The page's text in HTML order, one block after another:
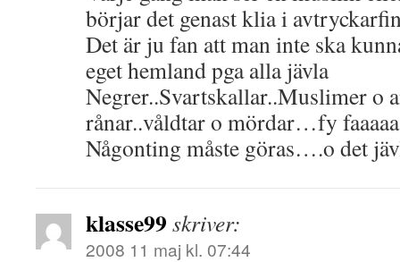
börjar det genast klia i
Det är ju fan att man inte ska
eget hemland pga alla jävla
Negrer..Svartskallar..Muslimer o
rånar..våldtar o mördar…fy
Någonting måste göras….o det
klasse99 skriver:
2008 11 maj kl. 07:44